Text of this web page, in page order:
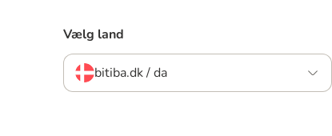
Vælg land
bitiba.dk / da